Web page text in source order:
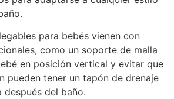
para bebés vienen con
como un soporte de malla
en posición vertical y evitar que
pueden tener un tapón de drenaje
después del baño.